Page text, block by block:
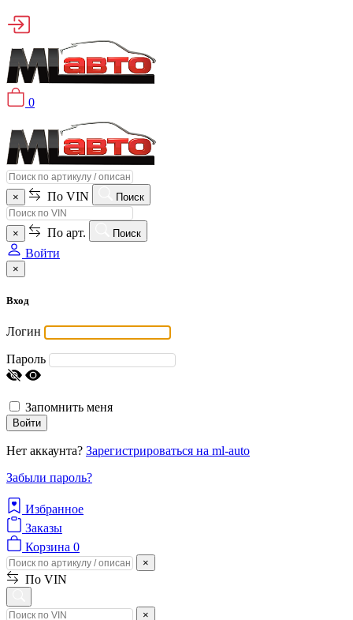
0
× По VIN Поиск
× По арт. Поиск
Войти
×
Вход
Логин
Пароль
Запомнить меня
Войти
Нет аккаунта? Зарегистрироваться на ml-auto
Забыли пароль?
Избранное
Заказы
Корзина 0
×
По VIN
×